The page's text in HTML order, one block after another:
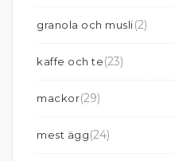
granola och musli(2)
kaffe och te(23)
mackor(29)
mest ägg(24)